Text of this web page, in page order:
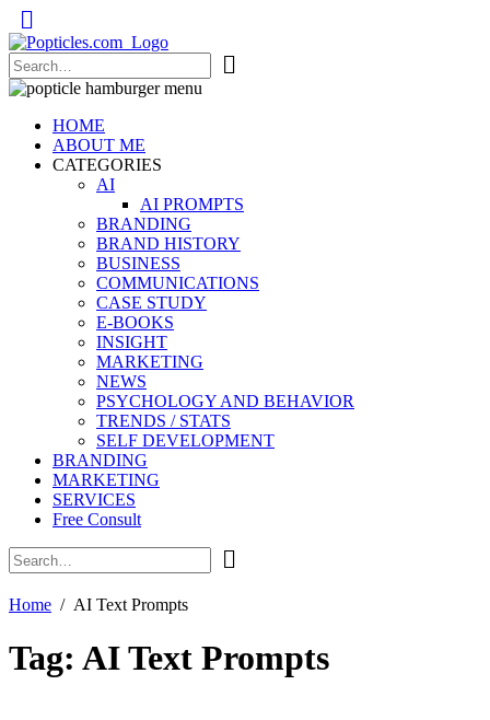
Popticles.com
HOME
ABOUT ME
CATEGORIES
AI
AI PROMPTS
BRANDING
BRAND HISTORY
BUSINESS
COMMUNICATIONS
CASE STUDY
E-BOOKS
INSIGHT
MARKETING
NEWS
PSYCHOLOGY AND BEHAVIOR
TRENDS / STATS
SELF DEVELOPMENT
BRANDING
MARKETING
SERVICES
Free Consult
Home AI Text Prompts
Tag: AI Text Prompts